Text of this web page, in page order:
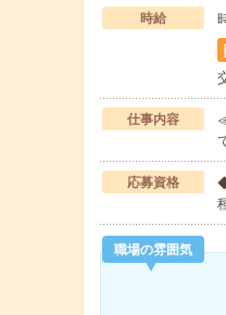
時給
仕事内容
応募資格
職場の雰囲気